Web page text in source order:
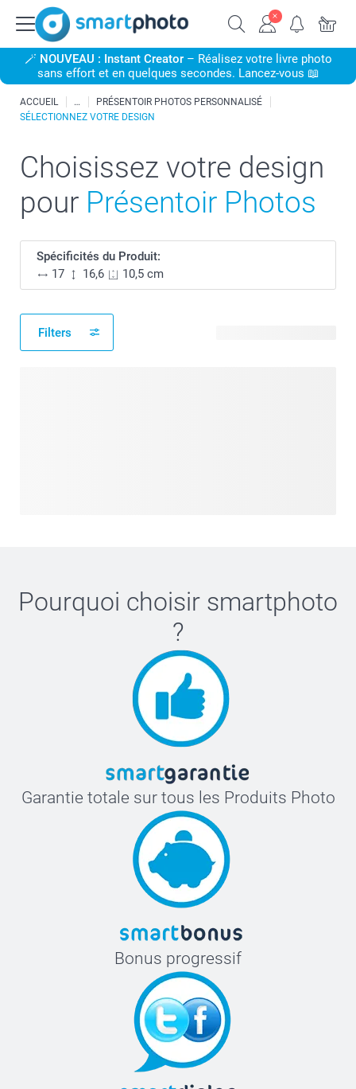
🪄 NOUVEAU : Instant Creator– Réalisez votre livre photo
sans effort et en quelques secondes. Lancez-vous 📖
ACCUEIL
PRÉSENTOIR PHOTOS PERSONNALISÉ
SÉLECTIONNEZ VOTRE DESIGN
Choisissez votre design
pour Présentoir Photos
Spécificités du Produit:
17
16,6 10,5 cm
Filters
Pourquoi choisir smartphoto
?
Garantie totale sur tous les Produits Photo
Bonus progressif